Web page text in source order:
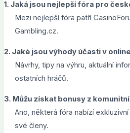
1. Jaká jsou nejlepší fóra pro
Mezi nejlepší fóra patří
Gambling.cz.
2. Jaké jsou výhody účasti v
Návrhy, tipy na výhru, aktuální
ostatních hráčů.
3. Můžu získat bonusy z
Ano, některá fóra nabízí
své členy.